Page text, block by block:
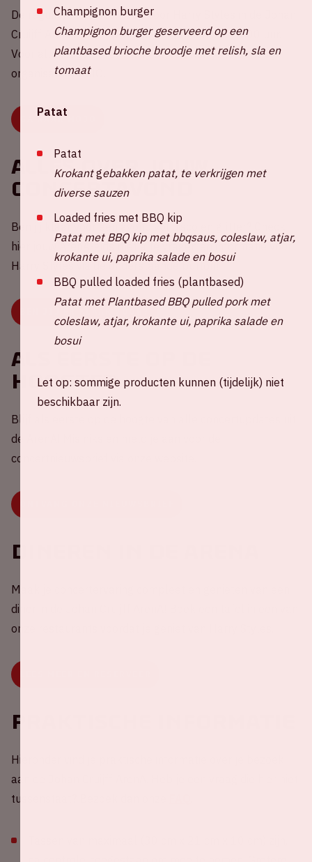
De reguliere kaartverkoop voor Harry Styles in de Johan
Cruijff ArenA start op vrijdag 30 januari om 14:00 uur.
Voor alle vragen over Harry Styles, kun je terecht bij
organisator MOJO.
GA NAAR MOJO
Alles over jouw
concertavond
Ben jij klaar voor een avond vol disco en glitter? Check
hier jouw ArenA-gids met alle vragen en informatie voor
Harry Styles via de onderstaande button!
Als eerste op de
hoogte?
Blijf als eerste op de hoogte van alle concertupdates uit
de ArenA! Mis niks en meld je aan voor de
concertnieuwsbrief via onze website.
Dineren in de ArenA
Maak je concertervaring compleet en genieten van een
diner in de Johan Cruijff ArenA! Boek een tafel in een van
onze restaurants voordat je geniet van Harry Styles.
Praktische informatie
Hieronder vind je praktische informatie over je bezoek
aan de Johan Cruijff ArenA. Heb je een vraag die hier niet
tussenstaat? Bezoek dan onze
Champignon burger
Champignon burger geserveerd op een
plantbased brioche broodje met relish, sla en
tomaat
Patat
Patat
Krokantgebakken patat, te verkrijgen met
diverse sauzen
Loaded fries met BBQ kip
Patat met BBQ kip met bbqsaus, coleslaw, atjar,
krokante ui, paprika salade en bosui
BBQ pulled loaded fries (plantbased)
Patat met Plantbased BBQ pulled pork met
coleslaw, atjar, krokante ui, paprika salade en
bosui
Let op: sommige producten kunnen (tijdelijk) niet
beschikbaar zijn.